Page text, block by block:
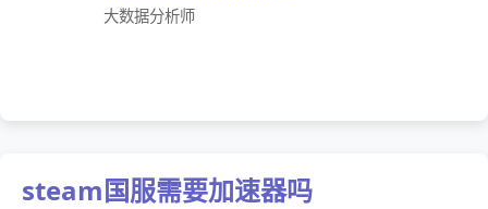
大数据分析师
steam国服需要加速器吗